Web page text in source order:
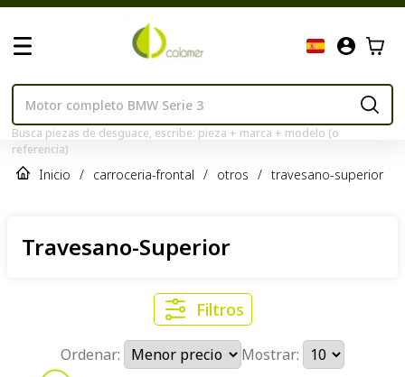
Busca piezas de desguace, escribe: pieza + marca + modelo (o
referencia)
Inicio / carroceria-frontal / otros / travesano-superior
Travesano-Superior
Filtros
Ordenar: Mostrar: